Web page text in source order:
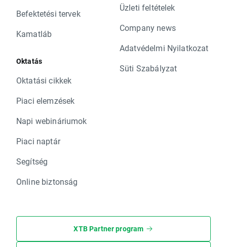
Befektetési tervek
Kamatláb
Oktatás
Oktatási cikkek
Piaci elemzések
Napi webináriumok
Piaci naptár
Segítség
Online biztonság
Üzleti feltételek
Company news
Adatvédelmi Nyilatkozat
Süti Szabályzat
XTB Partner program